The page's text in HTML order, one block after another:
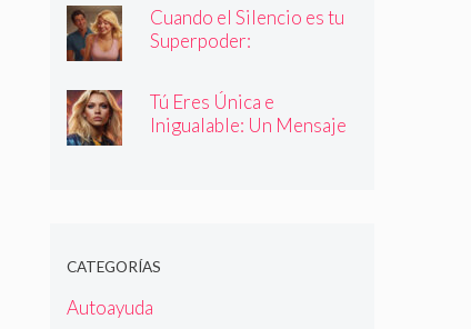
Cuando el Silencio es tu
Superpoder:
de Callar
Tú Eres Única e
Inigualable: Un Mensaje
CATEGORÍAS
Autoayuda